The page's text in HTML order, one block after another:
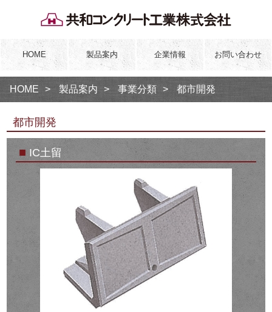
HOME 製品案内 企業情報 お問い合わせ
HOME 製品案内 事業分類 都市開発
都市開発
■ IC土留